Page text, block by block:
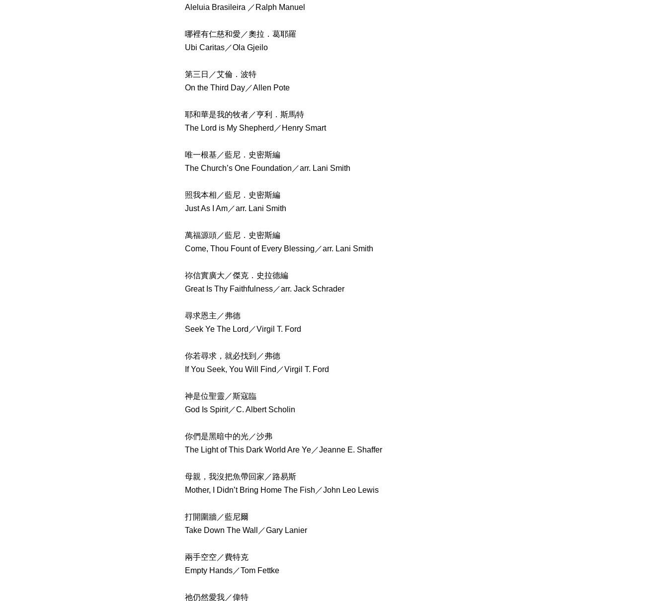
Aleluia Brasileira ／Ralph Manuel
哪裡有仁慈和愛／奧拉．葛耶羅
Ubi Caritas／Ola Gjeilo
第三日／艾倫．波特
On the Third Day／Allen Pote
耶和華是我的牧者／亨利．斯馬特
The Lord is My Shepherd／Henry Smart
唯一根基／藍尼．史密斯編
The Church’s One Foundation／arr. Lani Smith
照我本相／藍尼．史密斯編
Just As I Am／arr. Lani Smith
萬福源頭／藍尼．史密斯編
Come, Thou Fount of Every Blessing／arr. Lani Smith
祢信實廣大／傑克．史拉德編
Great Is Thy Faithfulness／arr. Jack Schrader
尋求恩主／弗德
Seek Ye The Lord／Virgil T. Ford
你若尋求，就必找到／弗德
If You Seek, You Will Find／Virgil T. Ford
神是位聖靈／斯寇臨
God Is Spirit／C. Albert Scholin
你們是黑暗中的光／沙弗
The Light of This Dark World Are Ye／Jeanne E. Shaffer
母親，我沒把魚帶回家／路易斯
Mother, I Didn’t Bring Home The Fish／John Leo Lewis
打開圍牆／藍尼爾
Take Down The Wall／Gary Lanier
兩手空空／費特克
Empty Hands／Tom Fettke
祂仍然愛我／偉特